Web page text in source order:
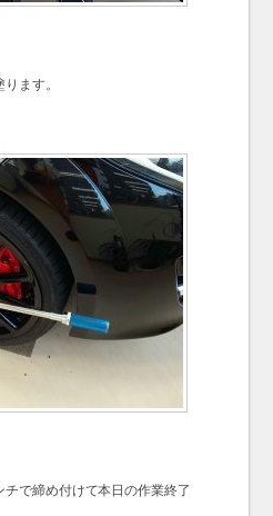
ます。
で締め付けて本日の作業終了